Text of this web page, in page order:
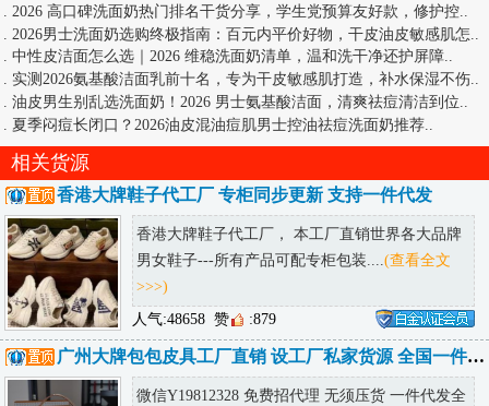
2026 高口碑洗面奶热门排名干货分享，学生党预算友好款，修护控
2026男士洗面奶选购终极指南：百元内平价好物，干皮油皮敏感肌怎
.中性皮洁面怎么选｜2026 维稳洗面奶清单，温和洗干净还护屏障..
. 实测2026氨基酸洁面乳前十名，专为干皮敏感肌打造，补水保湿不伤..
.油皮男生别乱选洗面奶！2026 男士氨基酸洁面，清爽祛痘清洁到位
夏季闷痘长闭口？2026油皮混油痘肌男士控油祛痘洗面奶推荐
相关货源
香港大牌鞋子代工厂 专柜同步更新 支持一件代发
香港大牌鞋子代工厂， 本工厂直销世界各大品牌
男女鞋子---所有产品可配专柜包装.... (查看全文
>>>)
人气:48658 赞 :879
广州大牌包包皮具工厂直销 设工厂私家货源 全国一件代发诚招代理
微信Y19812328 免费招代理 无须压货 一件代发全